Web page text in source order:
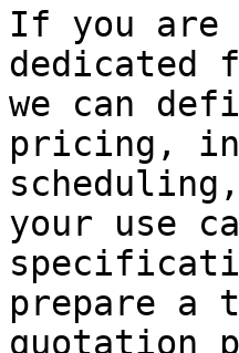
If you are
dedicated
we can
pricing,
your use
prepare a
quotation